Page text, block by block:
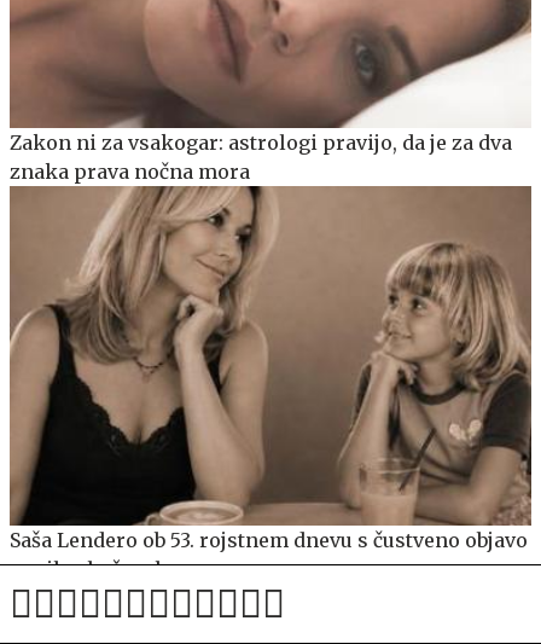
Zakon ni za vsakogar: astrologi pravijo, da je za dva
znaka prava nočna mora
Saša Lendero ob 53. rojstnem dnevu s čustveno objavo
ganila oboževalce